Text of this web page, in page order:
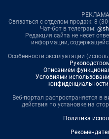
Связаться с отделом продаж: 8
Чат-бот в телеграм:
Редакция сайта не несет
информации,
Особенности эксплуатации
Описанием
Условиями
Веб-портал распространяется в
действия по установке на
Политика